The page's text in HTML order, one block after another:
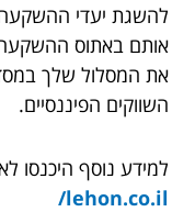
להשגת יעדי
אותם באתוס
את המסלול שלך
השווקים הפיננסיים.
למידע נוסף היכנסו
lehon.co.il/